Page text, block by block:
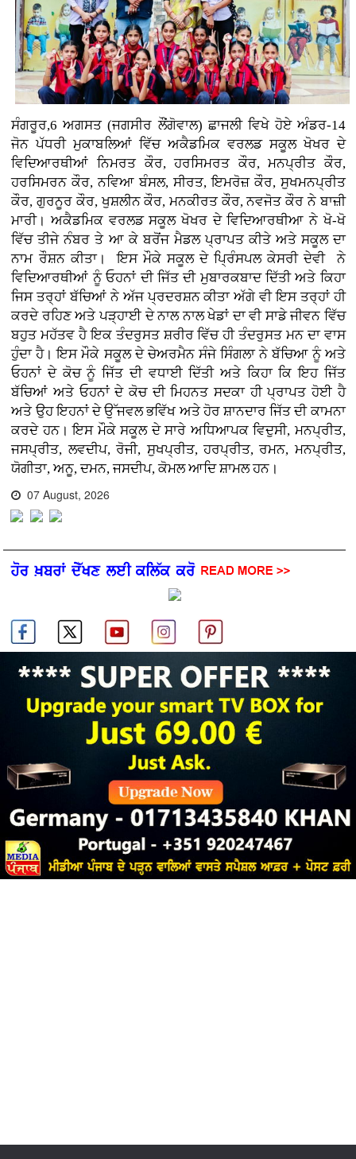
ਸੰਗਰੂਰ,6 ਅਗਸਤ (ਜਗਸੀਰ ਲੌਂਗੋਵਾਲ)ਛਾਜਲੀ ਵਿਖੇ ਹੋਏ ਅੰਡਰ-14
ਜੋਨ ਪੱਧਰੀ ਮੁਕਾਬਲਿਆਂ ਵਿੱਚ ਅਕੈਡਮਿਕ ਵਰਲਡ ਸਕੂਲ ਖੋਖਰ ਦੇ
ਵਿਦਿਆਰਥੀਆਂ ਨਿਮਰਤ ਕੌਰ, ਹਰਸਿਮਰਤ ਕੌਰ, ਮਨਪ੍ਰੀਤ ਕੌਰ,
ਹਰਸਿਮਰਨ ਕੌਰ, ਨਵਿਆ ਬੰਸਲ, ਸੀਰਤ, ਇਮਰੋਜ਼ ਕੌਰ, ਸੁਖਮਨਪ੍ਰੀਤ
ਕੌਰ, ਗੁਰਨੂਰ ਕੌਰ, ਖੁਸ਼ਲੀਨ ਕੌਰ, ਮਨਕੀਰਤ ਕੌਰ, ਨਵਜੋਤ ਕੌਰ ਨੇ ਬਾਜ਼ੀ
ਮਾਰੀ। ਅਕੈਡਮਿਕ ਵਰਲਡ ਸਕੂਲ ਖੋਖਰ ਦੇ ਵਿਦਿਆਰਥੀਆ ਨੇ ਖੋ-ਖੋ
ਵਿੱਚ ਤੀਜੇ ਨੰਬਰ ਤੇ ਆ ਕੇ ਬਰੋਂਜ ਮੈਡਲ ਪ੍ਰਾਪਤ ਕੀਤੇ ਅਤੇ ਸਕੂਲ ਦਾ
ਨਾਮ ਰੌਸ਼ਨ ਕੀਤਾ। ਇਸ ਮੌਕੇ ਸਕੂਲ ਦੇ ਪ੍ਰਿੰਸਪਲ ਕੇਸਰੀ ਦੇਵੀ ਨੇ
ਵਿਦਿਆਰਥੀਆਂ ਨੂੰ ਓਹਨਾਂ ਦੀ ਜਿੱਤ ਦੀ ਮੁਬਾਰਕਬਾਦ ਦਿੱਤੀ ਅਤੇ ਕਿਹਾ
ਜਿਸ ਤਰ੍ਹਾਂ ਬੱਚਿਆਂ ਨੇ ਅੱਜ ਪ੍ਰਦਰਸ਼ਨ ਕੀਤਾ ਅੱਗੇ ਵੀ ਇਸ ਤਰ੍ਹਾਂ ਹੀ
ਕਰਦੇ ਰਹਿਣ ਅਤੇ ਪੜ੍ਹਾਈ ਦੇ ਨਾਲ ਨਾਲ ਖੇਡਾਂ ਦਾ ਵੀ ਸਾਡੇ ਜੀਵਨ ਵਿੱਚ
ਬਹੁਤ ਮਹੱਤਵ ਹੈ ਇਕ ਤੰਦਰੁਸਤ ਸ਼ਰੀਰ ਵਿੱਚ ਹੀ ਤੰਦਰੁਸਤ ਮਨ ਦਾ ਵਾਸ
ਹੁੰਦਾ ਹੈ। ਇਸ ਮੌਕੇ ਸਕੂਲ ਦੇ ਚੇਅਰਮੈਨ ਸੰਜੇ ਸਿੰਗਲਾ ਨੇ ਬੱਚਿਆ ਨੂੰ ਅਤੇ
ਓਹਨਾਂ ਦੇ ਕੋਚ ਨੂੰ ਜਿੱਤ ਦੀ ਵਧਾਈ ਦਿੱਤੀ ਅਤੇ ਕਿਹਾ ਕਿ ਇਹ ਜਿੱਤ
ਬੱਚਿਆਂ ਅਤੇ ਓਹਨਾਂ ਦੇ ਕੋਚ ਦੀ ਮਿਹਨਤ ਸਦਕਾ ਹੀ ਪ੍ਰਾਪਤ ਹੋਈ ਹੈ
ਅਤੇ ਉਹ ਇਹਨਾਂ ਦੇ ਉੱਜਵਲ ਭਵਿੱਖ ਅਤੇ ਹੋਰ ਸ਼ਾਨਦਾਰ ਜਿੱਤ ਦੀ ਕਾਮਨਾ
ਕਰਦੇ ਹਨ। ਇਸ ਮੌਕੇ ਸਕੂਲ ਦੇ ਸਾਰੇ ਅਧਿਆਪਕ ਵਿਦੁਸੀ, ਮਨਪ੍ਰੀਤ,
ਜਸਪ੍ਰੀਤ, ਲਵਦੀਪ, ਰੋਜੀ, ਸੁਖਪ੍ਰੀਤ, ਹਰਪ੍ਰੀਤ, ਰਮਨ, ਮਨਪ੍ਰੀਤ,
ਯੋਗੀਤਾ, ਅਨੂ, ਦਮਨ, ਜਸਦੀਪ, ਕੋਮਲ ਆਦਿ ਸ਼ਾਮਲ ਹਨ।
07 August, 2026